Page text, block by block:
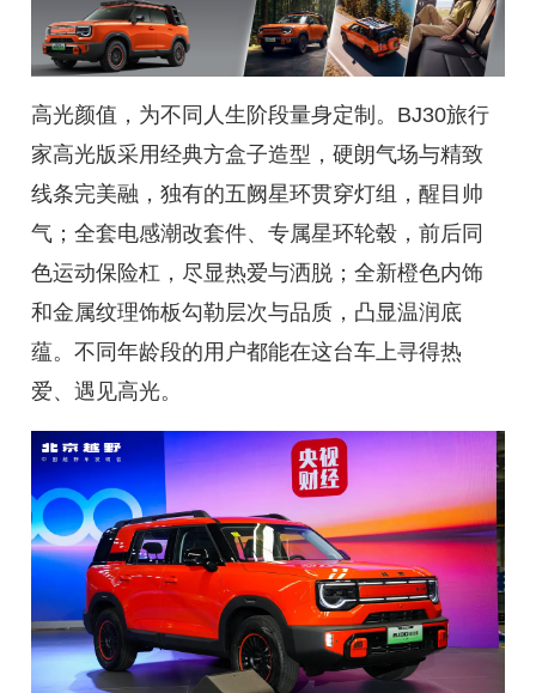
高光颜值，为不同人生阶段量身定制。BJ30旅行
家高光版采用经典方盒子造型，硬朗气场与精致
线条完美融，独有的五阙星环贯穿灯组，醒目帅
气；全套电感潮改套件、专属星环轮毂，前后同
色运动保险杠，尽显热爱与洒脱；全新橙色内饰
和金属纹理饰板勾勒层次与品质，凸显温润底
蕴。不同年龄段的用户都能在这台车上寻得热
爱、遇见高光。